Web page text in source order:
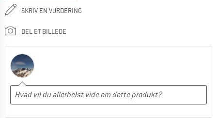
SKRIV EN VURDERING
DEL ET BILLEDE